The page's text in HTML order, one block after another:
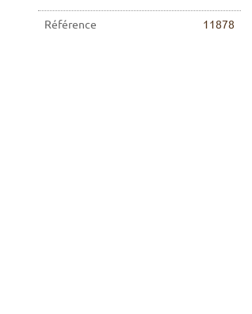
Référence 11878